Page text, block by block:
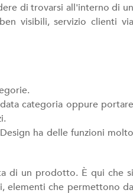
di trovarsi all'interno di un
visibili, servizio clienti via
categoria oppure portare
ha delle funzioni molto
di un prodotto. È qui che si
elementi che permettono da
APP IOS /
Proponiamo
e Tablet
SITI WEB